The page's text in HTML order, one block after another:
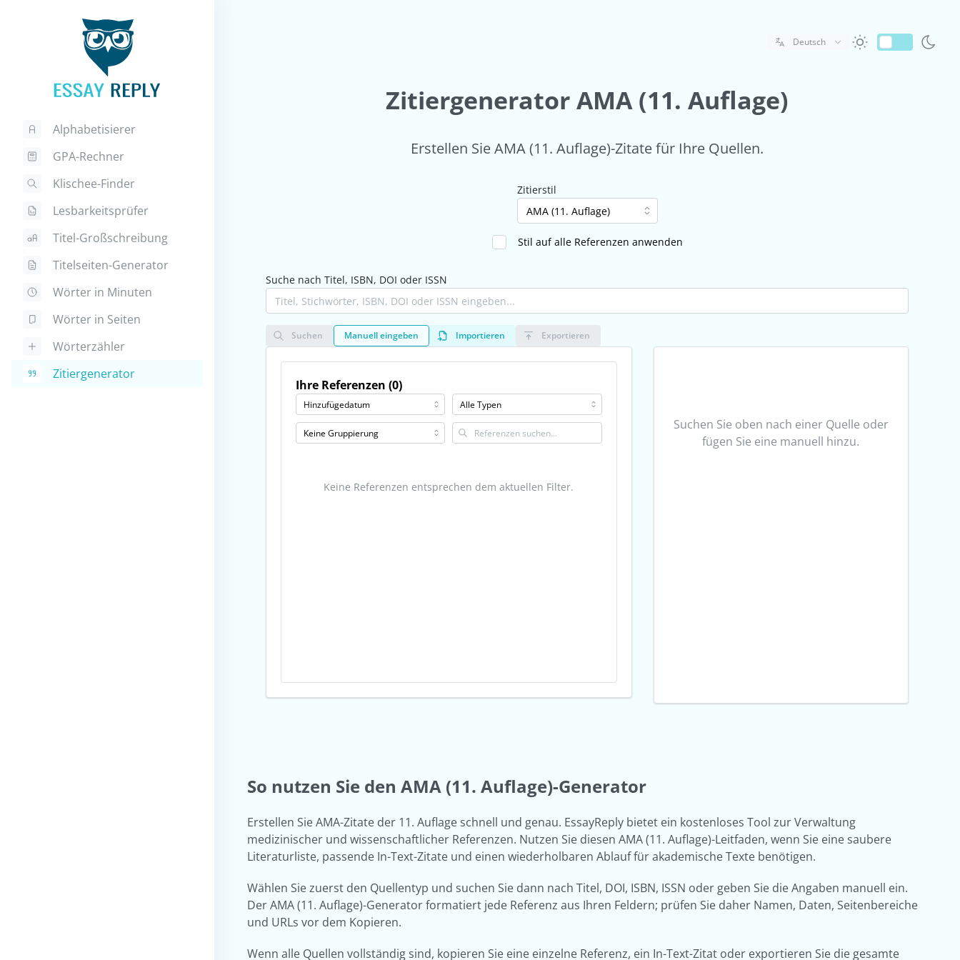
Alphabetisierer
GPA-Rechner
Klischee-Finder
Lesbarkeitsprüfer
Titel-Großschreibung
Titelseiten-Generator
Wörter in Minuten
Wörter in Seiten
Wörterzähler
Zitiergenerator
Deutsch
Zitiergenerator AMA (11. Auflage)
Erstellen Sie AMA (11. Auflage)-Zitate für Ihre Quellen.
Zitierstil
Stil auf alle Referenzen anwenden
Suche nach Titel, ISBN, DOI oder ISSN
Suchen Manuell eingeben Importieren Exportieren
Ihre Referenzen (0)
Keine Referenzen entsprechen dem aktuellen Filter.
Suchen Sie oben nach einer Quelle oder
fügen Sie eine manuell hinzu.
So nutzen Sie den AMA (11. Auflage)-Generator
Erstellen Sie AMA-Zitate der 11. Auflage schnell und genau. EssayReply bietet ein kostenloses Tool zur Verwaltung
medizinischer und wissenschaftlicher Referenzen. Nutzen Sie diesen AMA (11. Auflage)-Leitfaden, wenn Sie eine saubere
Literaturliste, passende In-Text-Zitate und einen wiederholbaren Ablauf für akademische Texte benötigen.
Wählen Sie zuerst den Quellentyp und suchen Sie dann nach Titel, DOI, ISBN, ISSN oder geben Sie die Angaben manuell ein.
Der AMA (11. Auflage)-Generator formatiert jede Referenz aus Ihren Feldern; prüfen Sie daher Namen, Daten, Seitenbereiche
und URLs vor dem Kopieren.
Wenn alle Quellen vollständig sind, kopieren Sie eine einzelne Referenz, ein In-Text-Zitat oder exportieren Sie die gesamte